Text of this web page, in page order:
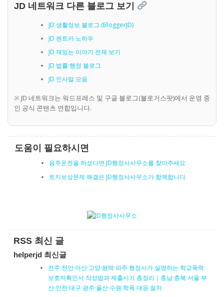
JD 네트워크 다른 블로그 보기
JD 생활정보 블로그 (BloggerJD)
JD 렌트카 노하우
JD 재밌는 이야기 전체 보기
JD 법률·행정 블로그
JD 인사말 모음
※ JD 네트워크는 워드프레스 및 구글 블로그(블로거스팟)에서 운영 중
인 공식 콘텐츠 연합입니다.
도움이 필요하시면
음주운전을 하셨다면 JD행정사사무소를 찾아주세요
토지보상문제 해결은 JD행정사사무소가 함께합니다
RSS 최신 글
helperjd 최신글
전주·천안·아산·고양·평택·파주 행정사가 설명하는 학교폭력
보호자확인서 작성법과 제출시기 총정리｜충남·충북·서울·부
산·인천·대구·광주·울산·수원 학폭 대응 절차